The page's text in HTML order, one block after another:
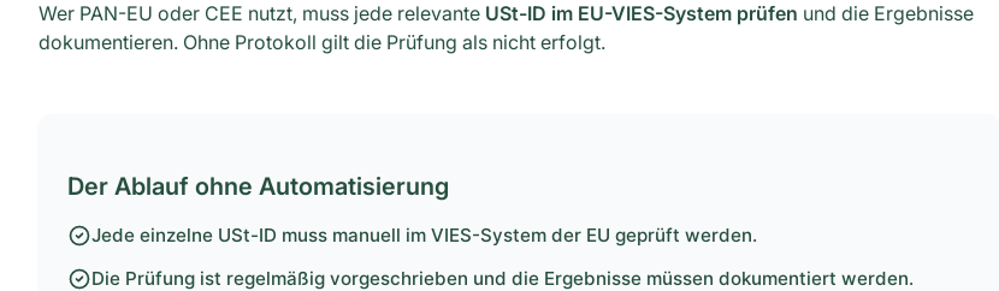
Wer PAN-EU oder CEE nutzt, muss jede relevante USt-ID im EU-VIES-System prüfen und die Ergebnisse
dokumentieren. Ohne Protokoll gilt die Prüfung als nicht erfolgt.
Der Ablauf ohne Automatisierung
Jede einzelne USt-ID muss manuell im VIES-System der EU geprüft werden.
Die Prüfung ist regelmäßig vorgeschrieben und die Ergebnisse müssen dokumentiert werden.